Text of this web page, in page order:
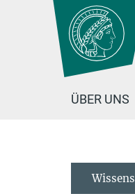
Hauptinhalt
ÜBER UNS